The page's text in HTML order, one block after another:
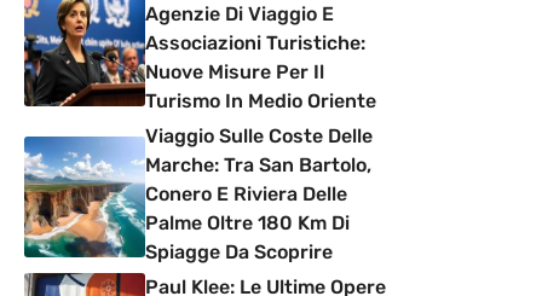
Agenzie Di Viaggio E
Associazioni Turistiche:
Nuove Misure Per Il
Turismo In Medio Oriente
Viaggio Sulle Coste Delle
Marche: Tra San Bartolo,
Conero E Riviera Delle
Palme Oltre 180 Km Di
Spiagge Da Scoprire
Paul Klee: Le Ultime Opere